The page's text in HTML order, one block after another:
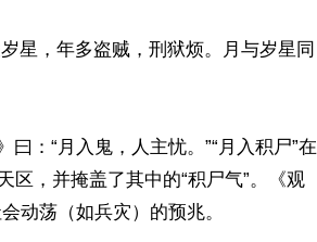
星，年多盗贼，刑狱烦。月与岁星同
：“月入鬼，人主忧。”“月入积尸”在
区，并掩盖了其中的“积尸气”。《观
动荡（如兵灾）的预兆。